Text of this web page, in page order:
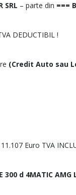
SRL – parte din ===
DEDUCTIBIL !
(Credit Auto sau
Euro TVA
300 d 4MATIC